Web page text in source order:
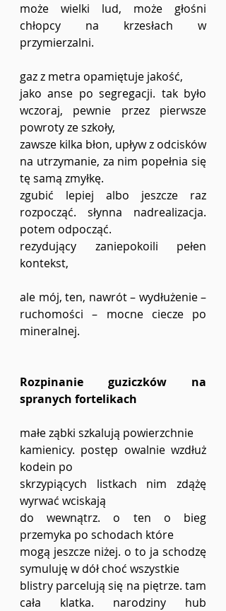
może wielki lud, może głośni
chłopcy na krzesłach w
przymierzalni.
gaz z metra opamiętuje jakość,
jako anse po segregacji. tak było
wczoraj, pewnie przez pierwsze
powroty ze szkoły,
zawsze kilka błon, upływ z odcisków
na utrzymanie, za nim popełnia się
tę samą zmyłkę.
zgubić lepiej albo jeszcze raz
rozpocząć. słynna nadrealizacja.
potem odpocząć.
rezydujący zaniepokoili pełen
kontekst,
ale mój, ten, nawrót – wydłużenie –
ruchomości – mocne ciecze po
mineralnej.
Rozpinanie guziczków na
spranych fortelikach
małe ząbki szkalują powierzchnie
kamienicy. postęp owalnie wzdłuż
kodein po
skrzypiących listkach nim zdążę
wyrwać wciskają
do wewnątrz. o ten o bieg
przemyka po schodach które
mogą jeszcze niżej. o to ja schodzę
symuluję w dół choć wszystkie
blistry parcelują się na piętrze. tam
cała klatka. narodziny hub